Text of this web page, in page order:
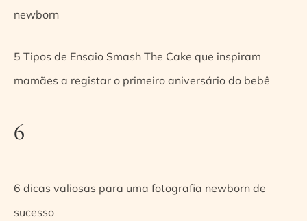
newborn
5 Tipos de Ensaio Smash The Cake que inspiram
mamães a registar o primeiro aniversário do bebê
6
6 dicas valiosas para uma fotografia newborn de
sucesso